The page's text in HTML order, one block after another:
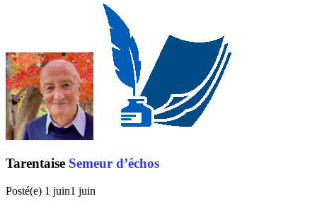
Tarentaise Semeur d’échos
Posté(e) 1 juin1 juin